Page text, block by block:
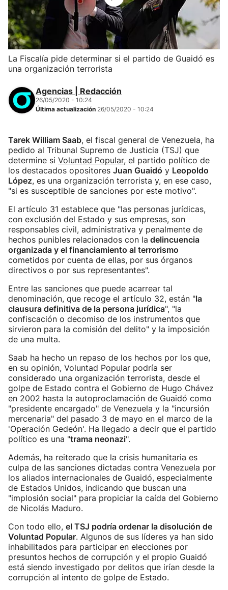
La Fiscalía pide determinar si el partido de Guaidó es
una organización terrorista
Agencias | Redacción
26/05/2020 - 10:24
Última actualización 26/05/2020 - 10:24
Tarek William Saab, el fiscal general de Venezuela, ha
pedido al Tribunal Supremo de Justicia (TSJ) que
determine si Voluntad Popular, el partido político de
los destacados opositores Juan Guaidó y Leopoldo
López, es una organización terrorista y, en ese caso,
"si es susceptible de sanciones por este motivo".
El artículo 31 establece que "las personas jurídicas,
con exclusión del Estado y sus empresas, son
responsables civil, administrativa y penalmente de
hechos punibles relacionados con la delincuencia
organizada y el financiamiento al terrorismo
cometidos por cuenta de ellas, por sus órganos
directivos o por sus representantes".
Entre las sanciones que puede acarrear tal
denominación, que recoge el artículo 32, están "la
clausura definitiva de la persona jurídica", "la
confiscación o decomiso de los instrumentos que
sirvieron para la comisión del delito" y la imposición
de una multa.
Saab ha hecho un repaso de los hechos por los que,
en su opinión, Voluntad Popular podría ser
considerado una organización terrorista, desde el
golpe de Estado contra el Gobierno de Hugo Chávez
en 2002 hasta la autoproclamación de Guaidó como
"presidente encargado" de Venezuela y la "incursión
mercenaria" del pasado 3 de mayo en el marco de la
'Operación Gedeón'. Ha llegado a decir que el partido
político es una "trama neonazi".
Además, ha reiterado que la crisis humanitaria es
culpa de las sanciones dictadas contra Venezuela por
los aliados internacionales de Guaidó, especialmente
de Estados Unidos, indicando que buscan una
"implosión social" para propiciar la caída del Gobierno
de Nicolás Maduro.
Con todo ello, el TSJ podría ordenar la disolución de
Voluntad Popular. Algunos de sus líderes ya han sido
inhabilitados para participar en elecciones por
presuntos hechos de corrupción y el propio Guaidó
está siendo investigado por delitos que irían desde la
corrupción al intento de golpe de Estado.